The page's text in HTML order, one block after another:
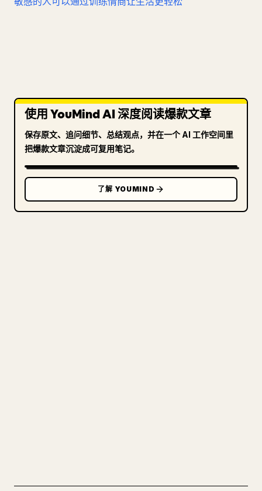
使用 YouMind AI 深度阅读爆款文章
保存原文、追问细节、总结观点，并在一个 AI 工作空间里
把爆款文章沉淀成可复用笔记。
了解 YOUMIND